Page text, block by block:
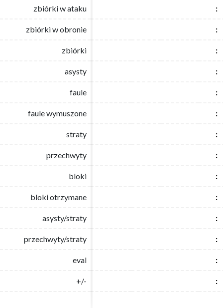
zbiórki w ataku :
zbiórki w obronie :
zbiórki :
asysty :
faule :
faule wymuszone :
straty :
przechwyty :
bloki :
bloki otrzymane :
asysty/straty :
przechwyty/straty :
eval :
+/- :
zbiórki w ataku :
zbiórki w obronie :
zbiórki :
asysty :
faule :
faule wymuszone :
straty :
przechwyty :
bloki :
bloki otrzymane :
asysty/straty :
przechwyty/straty :
eval :
+/- :